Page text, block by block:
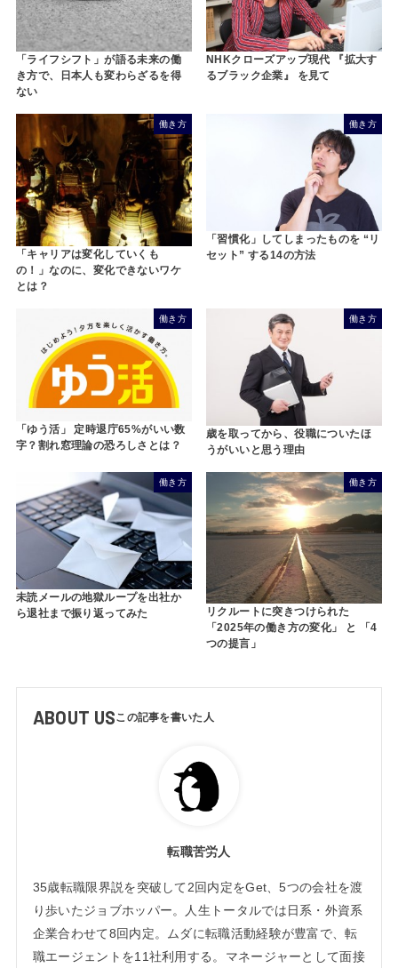
「ライフシフト」が語る未来の働
き方で、日本人も変わらざるを得
ない
NHKクローズアップ現代 『拡大す
るブラック企業』 を見て
働き方
「キャリアは変化していくも
の！」なのに、変化できないワケ
とは？
働き方
「習慣化」してしまったものを “リ
セット” する14の方法
働き方
「ゆう活」 定時退庁65%がいい数
字？割れ窓理論の恐ろしさとは？
働き方
歳を取ってから、役職についたほ
うがいいと思う理由
働き方
未読メールの地獄ループを出社か
ら退社まで振り返ってみた
働き方
リクルートに突きつけられた
「2025年の働き方の変化」 と 「4
つの提言」
ABOUT US
転職苦労人
35歳転職限界説を突破して2回内定をGet、5つの会社を渡
り歩いたジョブホッパー。人生トータルでは日系・外資系
企業合わせて8回内定。ムダに転職活動経験が豊富で、転
職エージェントを11社利用する。マネージャーとして面接